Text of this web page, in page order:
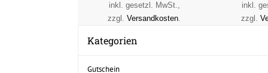
inkl. gesetzl. MwSt.,
zzgl. Versandkosten.
inkl.
zzgl.
Kategorien
Gutschein